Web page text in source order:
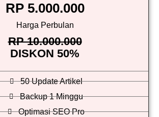
RP 5.000.000
Harga Perbulan
RP 10.000.000
DISKON 50%
50 Update Artikel
Backup 1 Minggu
Optimasi SEO Pro